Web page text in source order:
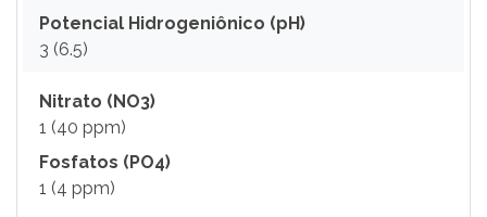
Potencial Hidrogeniônico (pH)
3 (6.5)
Nitrato (NO3)
1 (40 ppm)
Fosfatos (PO4)
1 (4 ppm)